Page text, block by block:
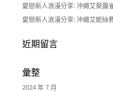
愛戀新人浪漫分享: 沖繩艾葵露
愛戀新人浪漫分享: 沖繩艾妮絲
近期留言
彙整
2024 年 7 月